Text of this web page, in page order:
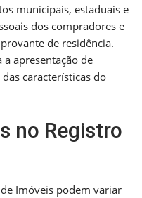
municipais, estaduais e
dos compradores e
de residência.
a apresentação de
características do
no Registro
Imóveis podem variar